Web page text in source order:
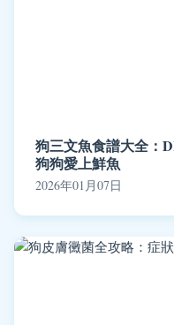
狗三文魚食譜大全：
狗狗愛上鮮魚
2026年01月07日